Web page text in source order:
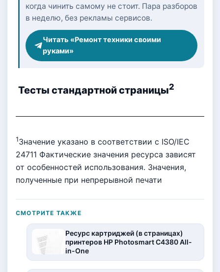
когда чинить самому не стоит. Пара разборов
в неделю, без рекламы сервисов.
Читать «Ремонт техники своими
руками»
Тесты стандартной страницы2
1Значение указано в соответствии с ISO/IEC
24711 Фактические значения ресурса зависят
от особенностей использования. Значения,
полученные при непрерывной печати
СМОТРИТЕ ТАКЖЕ
Ресурс картриджей (в страницах)
принтеров HP Photosmart C4380 All-
in-One